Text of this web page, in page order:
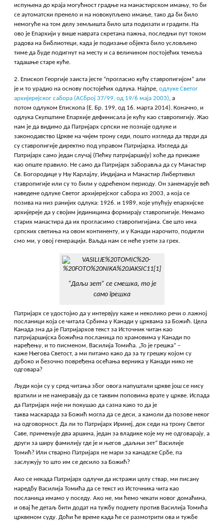
испуњена до краја могућност градње на манастирском имању, то би
се аутоматски пренело и на новокупљено имање, тако да би било
немогуће на том делу земљишта било шта подизати и градити. На
ово је Епархији у више наврата скретана пажња, последњи пут током
радова на библиотеци, када је подизање објекта било условљено
тиме да буде подигнут на месту и са величином постојећих темеља
тадашње старе куће.
2. Епископ Георгије заиста јесте “прогласио кућу ставропигијом” али
је и то урадио на основу постојећих одлука. Најпре,одлуке Светог
архијерејског сабора (АСброј 37/99, од 19/6 маја 2003), а
потом одлуком Епископа (Е. Бр. 199, од 16. марта 2014). Коначно, и
одлука Скупштине Епархије дефинисала је кућу као ставропигију. Жао
нам је да видимо да Патријарх српски не познаје одлуке и
законодавство Цркве на чијем трону седи, пошто изгледа да тврди да
су ставропигије директно под управом Патријарха. Изгледа да
Патријарх само један случај (Пећку патријаршију) хоће да прикаже
као опште правило. Не само да Патријарх заборавља да су Манастир
Св. Богородице у Њу Карлајлу, Индијана и Манастир Либертивил
ставропигије или су то били у одрећеном периоду. Он занемарује већ
наведене одлуке Светог архијерејског сабора из 2003, а која се
позива на низ ранијих одлука: 1926. и 1989, које упућују епархијске
архијереје да у својим јединицима формирају ставропигије. Немамо
старих манастира да их прогласимо ставропигијама. Све што има
српских светиња на овом континенту, и у Канади нарочито, подигли
смо ми, у овој генерацији. Ваљда нам се неће узети за грех.
“Даљи зет” се смешка, то је
само грешка
Патријарх се удостојио да у интервјуу каже и неколико речи о лажној
посланици која се читала Србима у Канади у црквама за Божић. Цела
Канада зна да је Патријархов текст за Источник читан као
патријаршијска божићна посланица по храмовима у Канади по
наређењу, и то писменом, Василија Томића. „То је грешка” –
каже Његова Светост, а ми питамо како да за ту грешку којом су
дубоко и безочно повређена осећања верника у Канади нико не
одговара?
Људи који су у сред читања због овога напуштали цркве још се нису
вратили и не намеравају да се таквим поповима врате у цркве. Испада
да Патријарх није ни покушао да сазна како то да је
таква маскарада за Божић могла да се деси, а камоли да позове неког
на одговорност. Да ли то Патријарх Иринеј, док седи на трону Светог
Саве, примењује два аршина, један за владике које му не одговарају, а
други за ширу фамилију где је и његов „даљњи зет“ Василије
Томић? Или стварно Патријарх не мари за канадске Србе, па
заслужују то што им се десило за Божић?
Ако се некада Патријарх одлучи да истражи целу ствар, ми писану
наредбу Василија Томића да се текст из Источника чита као
посланица имамо у поседу. Ако не, ми ћемо чекати новог домаћина,
и овај ће детаљ бити додат на тужбу поднету против Василија Томића
црквеном суду. Доћи ће време када ће се размотрити ова и тужбе